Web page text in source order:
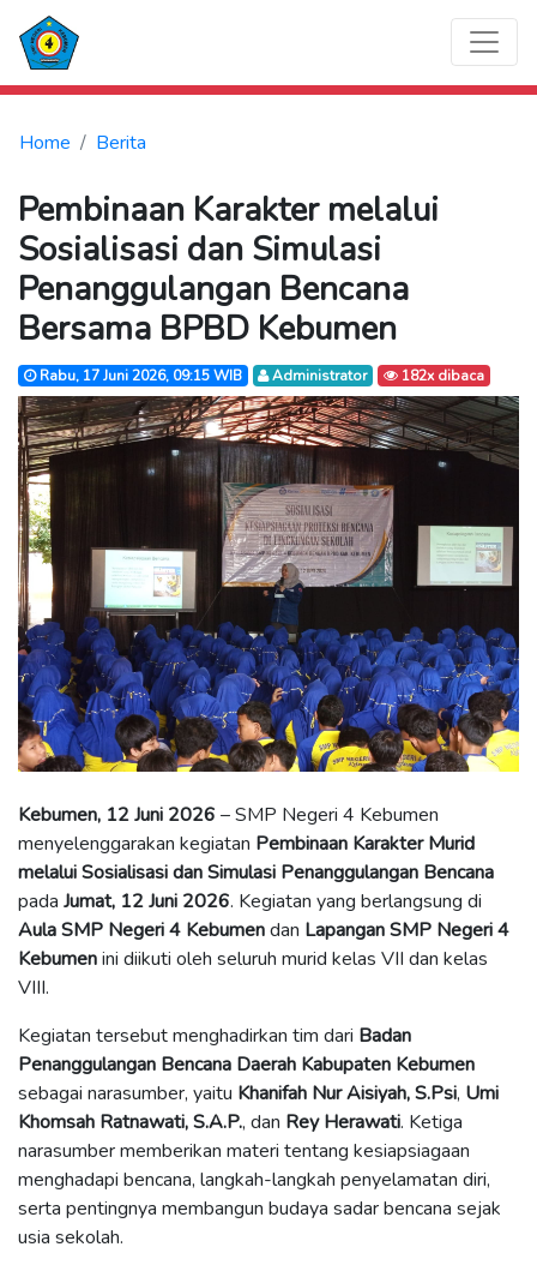
Home Berita
Pembinaan Karakter melalui
Sosialisasi dan Simulasi
Penanggulangan Bencana
Bersama BPBD Kebumen
Rabu, 17 Juni 2026, 09:15 WIB Administrator 182x dibaca
Kebumen, 12 Juni 2026 – SMP Negeri 4 Kebumen
menyelenggarakan kegiatan Pembinaan Karakter Murid
melalui Sosialisasi dan Simulasi Penanggulangan Bencana
pada Jumat, 12 Juni 2026. Kegiatan yang berlangsung di
Aula SMP Negeri 4 Kebumendan Lapangan SMP Negeri 4
Kebumenini diikuti oleh seluruh murid kelas VII dan kelas
VIII.
Kegiatan tersebut menghadirkan tim dari Badan
Penanggulangan Bencana Daerah Kabupaten Kebumen
sebagai narasumber, yaitu Khanifah Nur Aisiyah, S.Psi, Umi
Khomsah Ratnawati, S.A.P., dan Rey Herawati. Ketiga
narasumber memberikan materi tentang kesiapsiagaan
menghadapi bencana, langkah-langkah penyelamatan diri,
serta pentingnya membangun budaya sadar bencana sejak
usia sekolah.